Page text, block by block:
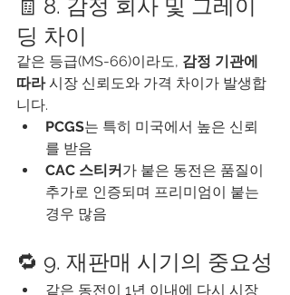
🧾 8. 감정 회사 및 그레이
딩 차이
같은 등급(MS-66)이라도, 감정 기관에
따라 시장 신뢰도와 가격 차이가 발생합
니다.
PCGS는 특히 미국에서 높은 신뢰
를 받음
CAC 스티커가 붙은 동전은 품질이
추가로 인증되며 프리미엄이 붙는
경우 많음
🔁 9. 재판매 시기의 중요성
같은 동전이 1년 이내에 다시 시장